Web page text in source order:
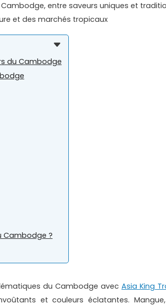
Cambodge, entre saveurs uniques et
et des marchés tropicaux
du Cambodge
Cambodge ?
du Cambodge avec Asia King
et couleurs éclatantes.